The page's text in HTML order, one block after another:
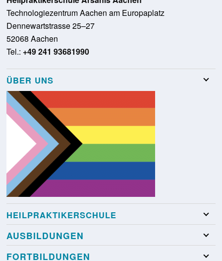
Technologiezentrum Aachen am Europaplatz
Dennewartstrasse 25–27
52068 Aachen
Tel.: +49 241 93681990
AUSBILDUNGEN
Heilpraktiker Psychotherapie
FORTBILDUNGEN
ÜBER UNS
Team
Stellenangebote
Presse
Schulungsraumvermietung
Glossar
Kontakt
HEILPRAKTIKERSCHULE
Heilpraktikerschule Köln
Heilpraktikerschule Essen
Heilpraktikerschule Wuppertal